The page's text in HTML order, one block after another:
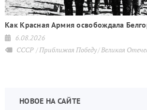
Как Красная Армия освобождала
6.08.2026
СССР Приближая Победу Великая
НОВОЕ НА САЙТЕ